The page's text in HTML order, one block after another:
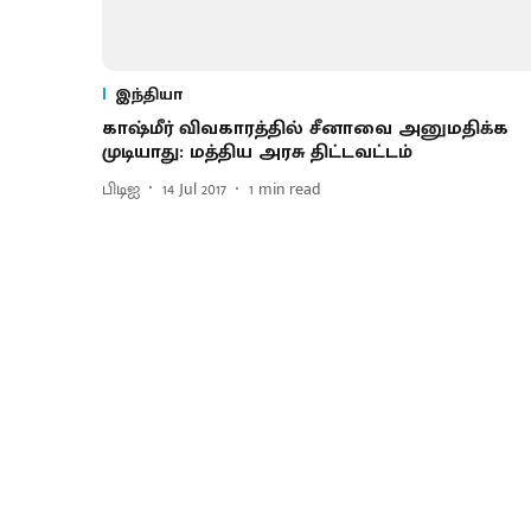
இந்தியா
காஷ்மீர் விவகாரத்தில் சீனாவை அனுமதிக்க
முடியாது: மத்திய அரசு திட்டவட்டம்
பிடிஐ 14 Jul 2017 1 min read